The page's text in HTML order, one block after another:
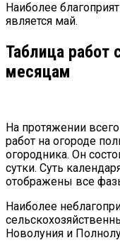
Наиболее
является май.
Таблица работ
месяцам
На протяжении
работ на огороде
огородника. Он
сутки. Суть
отображены все
Наиболее
Новолуния и